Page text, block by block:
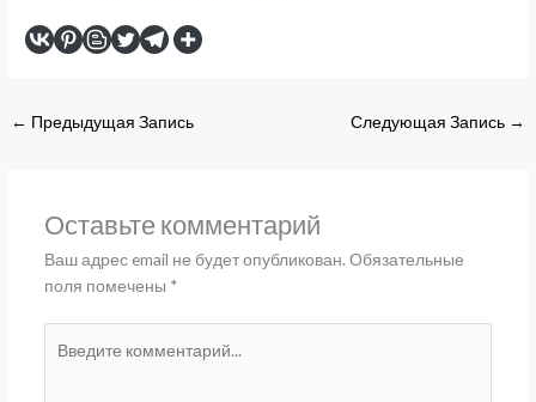
← Предыдущая Запись Следующая Запись →
Оставьте комментарий
Ваш адрес email не будет опубликован. Обязательные
поля помечены *
комментарий...